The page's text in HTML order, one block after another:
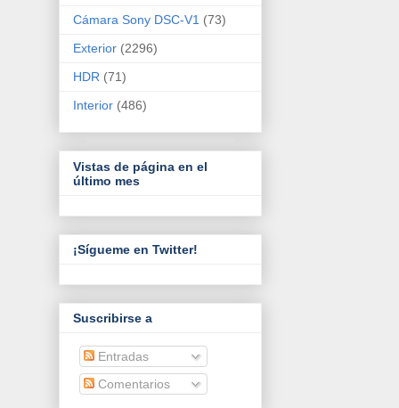
Cámara Sony DSC-V1 (73)
Exterior (2296)
HDR (71)
Interior (486)
Vistas de página en el
último mes
¡Sígueme en Twitter!
Suscribirse a
Entradas
Comentarios